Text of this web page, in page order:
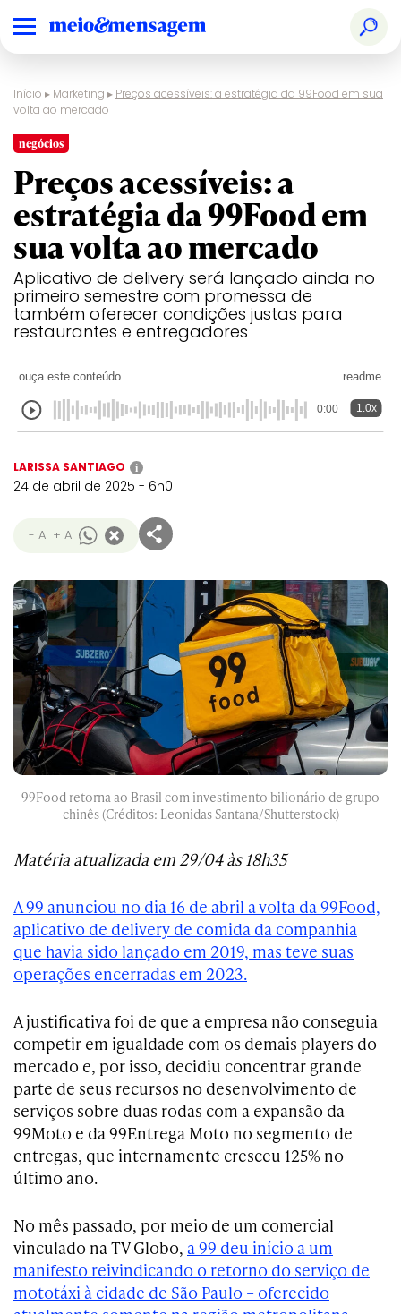
Início ▸ Marketing ▸ Preços acessíveis: a estratégia da 99Food em sua
volta ao mercado
negócios
Preços acessíveis: a
estratégia da 99Food em
sua volta ao mercado
Aplicativo de delivery será lançado ainda no
primeiro semestre com promessa de
também oferecer condições justas para
restaurantes e entregadores
ouça este conteúdo readme
0:00 1.0x
LARISSA SANTIAGO i
24 de abril de 2025 - 6h01
- A + A
99Food retorna ao Brasil com investimento bilionário de grupo
chinês (Créditos: Leonidas Santana/Shutterstock)
Matéria atualizada em 29/04 às 18h35
A 99 anunciou no dia 16 de abril a volta da 99Food,
aplicativo de delivery de comida da companhia
que havia sido lançado em 2019, mas teve suas
operações encerradas em 2023.
A justificativa foi de que a empresa não conseguia
competir em igualdade com os demais players do
mercado e, por isso, decidiu concentrar grande
parte de seus recursos no desenvolvimento de
serviços sobre duas rodas com a expansão da
99Moto e da 99Entrega Moto no segmento de
entregas, que internamente cresceu 125% no
último ano.
No mês passado, por meio de um comercial
vinculado naTV Globo, a 99 deu início a um
manifesto reivindicando o retorno do serviço de
mototáxi à cidade de São Paulo – oferecido